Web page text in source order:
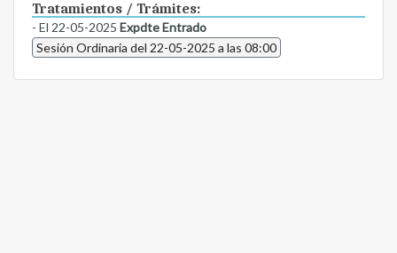
Tratamientos / Trámites:
- El 22-05-2025 Expdte Entrado
Sesión Ordinaria del 22-05-2025 a las 08:00